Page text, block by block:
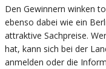
Den Gewinnern winken
ebenso dabei wie ein
attraktive Sachpreise.
hat, kann sich bei der
anmelden oder die